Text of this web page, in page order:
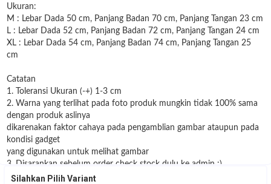
Ukuran:
M : Lebar Dada 50 cm, Panjang Badan 70 cm, Panjang Tangan 23 cm
L : Lebar Dada 52 cm, Panjang Badan 72 cm, Panjang Tangan 24 cm
XL : Lebar Dada 54 cm, Panjang Badan 74 cm, Panjang Tangan 25
cm
Catatan
1. Toleransi Ukuran (-+) 1-3 cm
2. Warna yang terlihat pada foto produk mungkin tidak 100% sama
dengan produk aslinya
dikarenakan faktor cahaya pada pengamblian gambar ataupun pada
kondisi gadget
yang digunakan untuk melihat gambar
3. Disarankan sebelum order check stock dulu ke admin :)
Silahkan Pilih Variant